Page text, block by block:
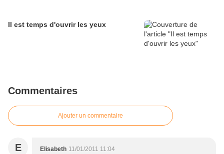
Il est temps d'ouvrir les yeux
Commentaires
Ajouter un commentaire
E Elisabeth 11/01/2011 11:04